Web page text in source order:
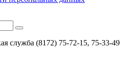
служба (8172) 75-72-15, 75-33-49